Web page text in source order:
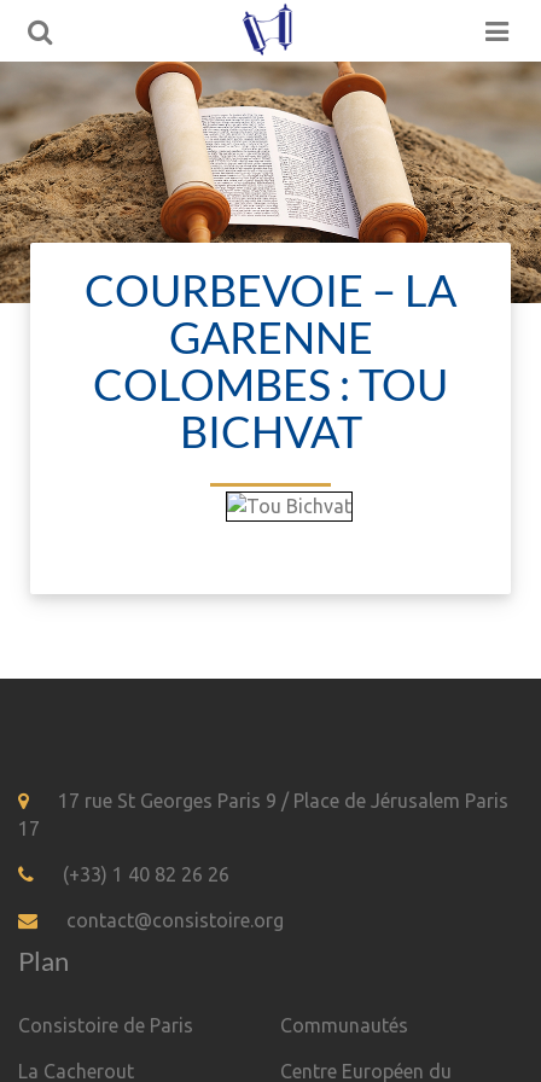
COURBEVOIE – LA
GARENNE
COLOMBES : TOU
BICHVAT
17 rue St Georges Paris 9 / Place de Jérusalem Paris
17
(+33) 1 40 82 26 26
contact@consistoire.org
Plan
Consistoire de Paris
La Cacherout
Communautés
Centre Européen du